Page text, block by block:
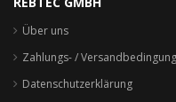
Über uns
Zahlungs- /
Datenschutzerklärung